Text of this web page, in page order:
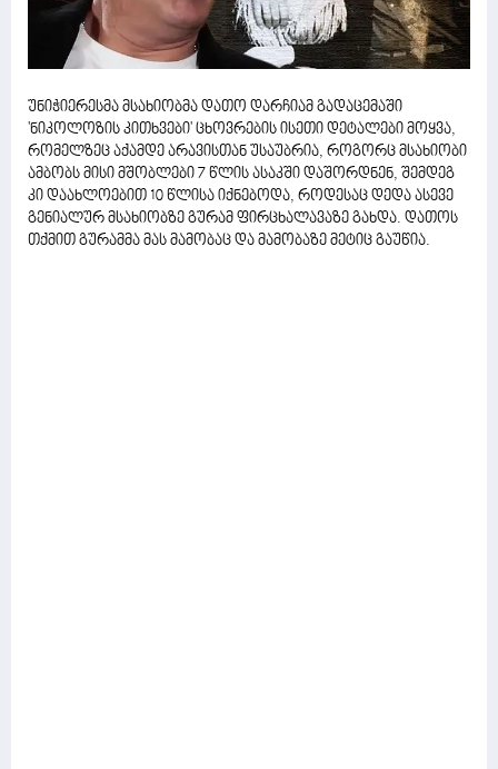
უნიჭიერესმა მსახიობმა დათო დარჩიამ გადაცემაში
'ნიკოლოზის კითხვები' ცხოვრების ისეთი დეტალები მოყვა,
რომელზეც აქამდე არავისთან უსაუბრია, როგორც მსახიობი
ამბობს მისი მშობლები 7 წლის ასაკში დაშორდნენ, შემდეგ
კი დაახლოებით 10 წლისა იქნებოდა, როდესაც დედა ასევე
გენიალურ მსახიობზე გურამ ფირცხალავაზე გახდა. დათოს
თქმით გურამმა მას მამობაც და მამობაზე მეტიც გაუწია.